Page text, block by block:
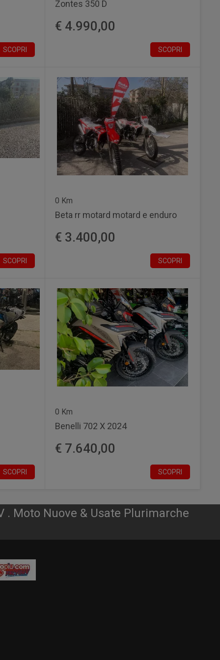
SCOPRI
Zontes 350 D
€ 4.990,00
SCOPRI
SCOPRI
0 Km
Beta rr motard motard e enduro
€ 3.400,00
SCOPRI
SCOPRI
0 Km
Benelli 702 X 2024
€ 7.640,00
SCOPRI
. Moto Nuove & Usate Plurimarche